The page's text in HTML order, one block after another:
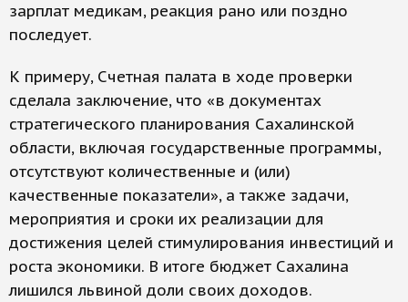
зарплат медикам, реакция рано или поздно
последует.
К примеру, Счетная палата в ходе проверки
сделала заключение, что «в документах
стратегического планирования Сахалинской
области, включая государственные программы,
отсутствуют количественные и (или)
качественные показатели», а также задачи,
мероприятия и сроки их реализации для
достижения целей стимулирования инвестиций и
роста экономики. В итоге бюджет Сахалина
лишился львиной доли своих доходов.